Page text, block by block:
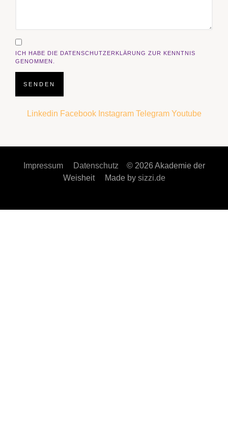
ICH HABE DIE DATENSCHUTZERKLÄRUNG ZUR KENNTNIS
GENOMMEN.
SENDEN
Linkedin Facebook Instagram Telegram Youtube
Impressum Datenschutz © 2026 Akademie der
Weisheit Made by sizzi.de